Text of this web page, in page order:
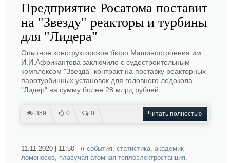
Предприятие Росатома поставит
на "Звезду" реакторы и турбины
для "Лидера"
Опытное конструкторское бюро Машиностроения им.
И.И.Африкантова заключило с судостроительным
комплексом "Звезда" контракт на поставку реакторных
паротурбинных установок для головного ледокола
"Лидер" на сумму более 28 млрд рублей.
359 0 0 Читать полностью
11.11.2020 | 11:50 // события, статистика, академик
ломоносов, плавучая атомная теплоэлектростанция,